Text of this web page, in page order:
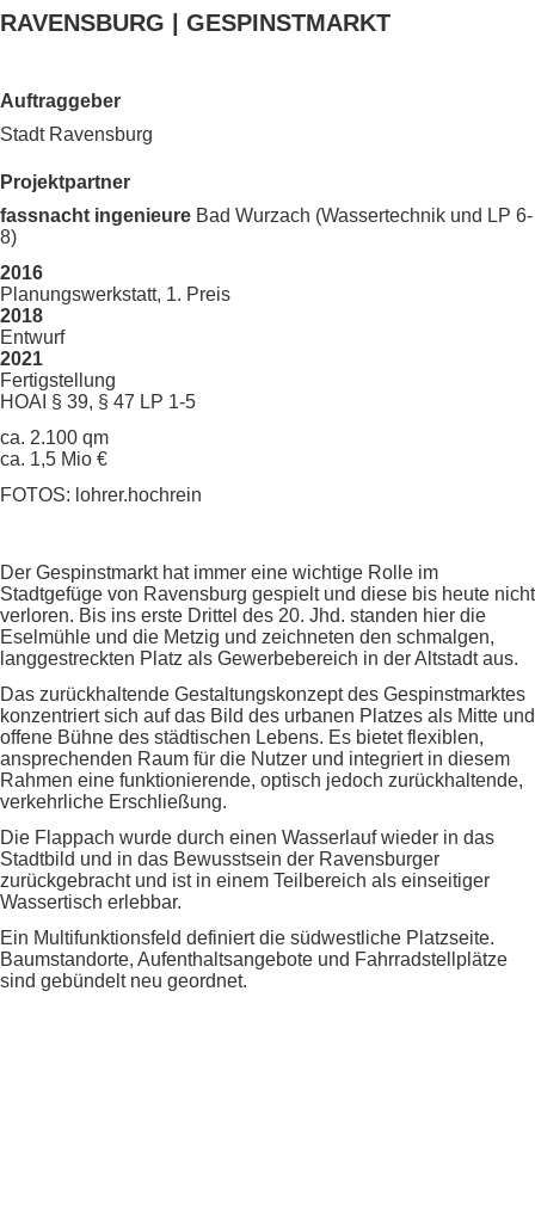
RAVENSBURG | GESPINSTMARKT
Auftraggeber
Stadt Ravensburg
Projektpartner
fassnacht ingenieure Bad Wurzach (Wassertechnik und LP 6-
8)
2016
Planungswerkstatt, 1. Preis
2018
Entwurf
2021
Fertigstellung
HOAI § 39, § 47 LP 1-5
ca. 2.100 qm
ca. 1,5 Mio €
FOTOS: lohrer.hochrein
Der Gespinstmarkt hat immer eine wichtige Rolle im
Stadtgefüge von Ravensburg gespielt und diese bis heute nicht
verloren. Bis ins erste Drittel des 20. Jhd. standen hier die
Eselmühle und die Metzig und zeichneten den schmalgen,
langgestreckten Platz als Gewerbebereich in der Altstadt aus.
Das zurückhaltende Gestaltungskonzept des Gespinstmarktes
konzentriert sich auf das Bild des urbanen Platzes als Mitte und
offene Bühne des städtischen Lebens. Es bietet flexiblen,
ansprechenden Raum für die Nutzer und integriert in diesem
Rahmen eine funktionierende, optisch jedoch zurückhaltende,
verkehrliche Erschließung.
Die Flappach wurde durch einen Wasserlauf wieder in das
Stadtbild und in das Bewusstsein der Ravensburger
zurückgebracht und ist in einem Teilbereich als einseitiger
Wassertisch erlebbar.
Ein Multifunktionsfeld definiert die südwestliche Platzseite.
Baumstandorte, Aufenthaltsangebote und Fahrradstellplätze
sind gebündelt neu geordnet.